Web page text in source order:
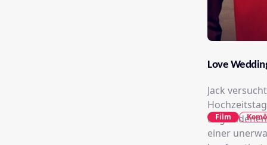
Love
Jack
einer
Film